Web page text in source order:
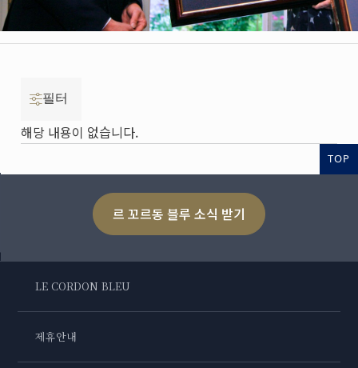
필터
해당 내용이 없습니다.
TOP
르 꼬르동 블루 소식 받기
LE CORDON BLEU
제휴안내